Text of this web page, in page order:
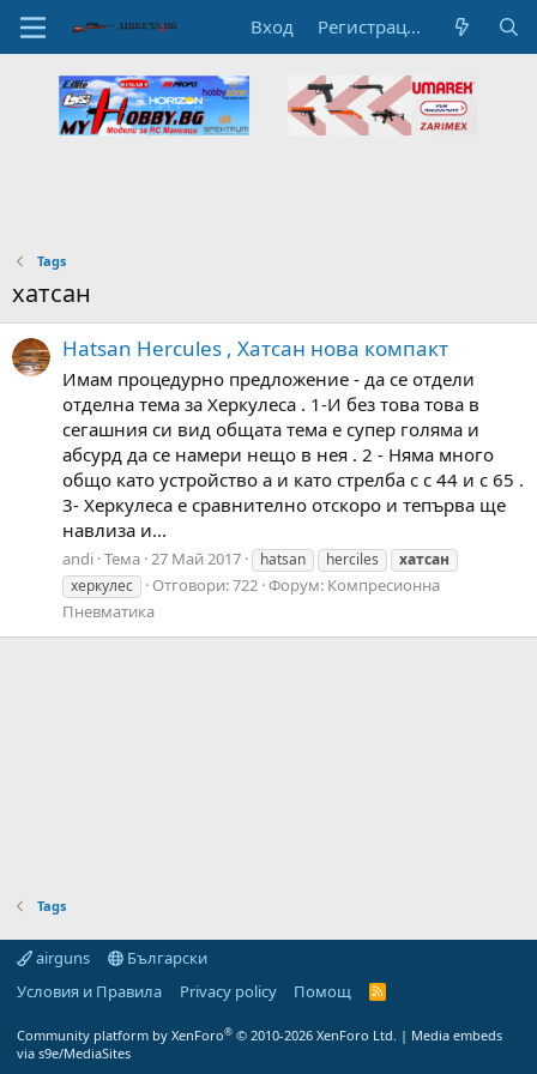
Вход Регистрация
Tags
хатсан
Hatsan Hercules , Хатсан нова компакт
Имам процедурно предложение - да се отдели
отделна тема за Херкулеса . 1-И без това това в
сегашния си вид общата тема е супер голяма и
абсурд да се намери нещо в нея . 2 - Няма много
общо като устройство а и като стрелба с с 44 и с 65 .
3- Херкулеса е сравнително отскоро и тепърва ще
навлиза и...
andi Тема 27 Май 2017 hatsan herciles
хатсан
херкулес
Отговори: 722 Форум: Компресионна
Пневматика
Tags
airguns
Български
Условия и Правила
Privacy policy Помощ
R
Community platform by XenForo® © 2010-2026 XenForo Ltd. | Media embeds
via s9e/MediaSites